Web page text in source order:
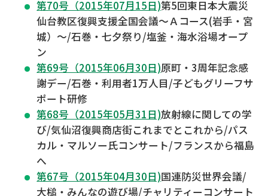
第70号（2015年07月15日)第5回東日本大震災
仙台教区復興支援全国会議～Ａコース(岩手・宮
城）～/石巻・七夕祭り/塩釜・海水浴場オープ
ン
第69号（2015年06月30日)原町・3周年記念感
謝デー/石巻・利用者1万人目/子どもグリーフサ
ポート研修
第68号（2015年05月31日)放射線に関しての学
び/気仙沼復興商店街これまでとこれから/パス
カル・マルソー氏コンサート/フランスから福島
へ
第67号（2015年04月30日)国連防災世界会議/
大槌・みんなの遊び場/チャリティーコンサート